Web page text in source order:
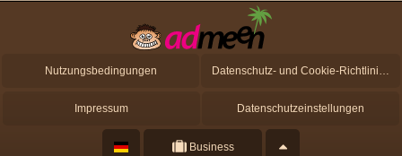
Nutzungsbedingungen Datenschutz- und Cookie-Richtlinien
Impressum Datenschutzeinstellungen
Business